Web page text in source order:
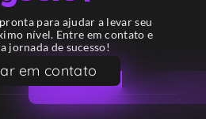
para ajudar a levar seu
nível. Entre em contato e
jornada de sucesso!
em contato